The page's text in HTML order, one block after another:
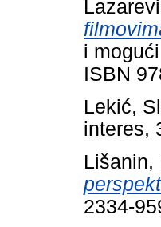
i
ISBN
Lekić,
interes,
Lišanin,
2334-